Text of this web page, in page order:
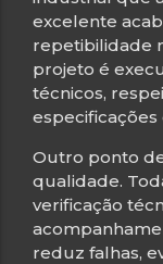
excelente
repetibilidade
projeto é
técnicos,
especificações
Outro ponto
qualidade.
verificação
reduz falhas,